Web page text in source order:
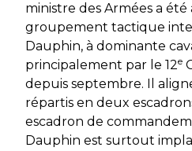
ministre des Armées a
groupement tactique
Dauphin, à dominante
principalement par le 12e
depuis septembre. Il
répartis en deux
escadron de
Dauphin est surtout